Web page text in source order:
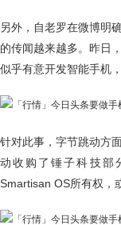
另外，自老罗在微博明
的传闻越来越多。昨日
似乎有意开发智能手机
针对此事，字节跳动方
动收购了锤子科技部
Smartisan OS所有权，